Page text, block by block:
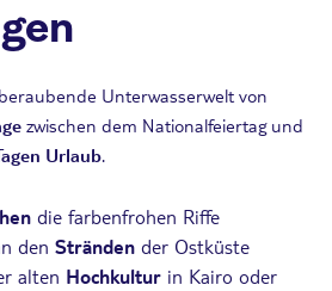
Unterwasserwelt von
zwischen dem Nationalfeiertag und
Urlaub
die farbenfrohen Riffe
den Stränden der Ostküste
alten Hochkultur in Kairo oder